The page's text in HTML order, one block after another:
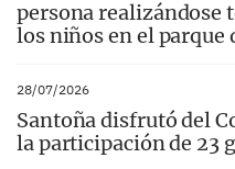
persona realizándose
los niños en el parque
28/07/2026
Santoña disfrutó del
la participación de 23